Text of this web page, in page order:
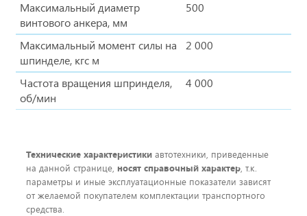
Максимальный диаметр
винтового анкера, мм
500
Максимальный момент силы на
шпинделе, кгс м
2 000
Частота вращения шпринделя,
об/мин
4 000
Технические характеристики автотехники, приведенные
на данной странице, носят справочный характер, т.к.
параметры и иные эксплуатационные показатели зависят
от желаемой покупателем комплектации транспортного
средства.